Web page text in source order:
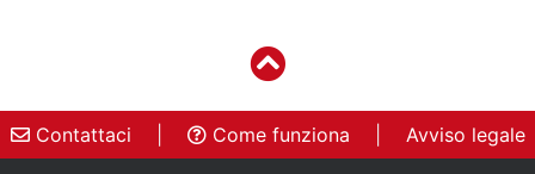
Contattaci Come funziona Avviso legale